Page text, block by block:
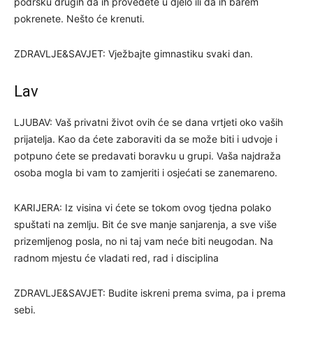
pokrenete. Nešto će krenuti.
ZDRAVLJE&SAVJET: Vježbajte gimnastiku svaki dan.
Lav
LJUBAV: Vaš privatni život ovih će se dana vrtjeti oko vaših
prijatelja. Kao da ćete zaboraviti da se može biti i udvoje i
potpuno ćete se predavati boravku u grupi. Vaša najdraža
osoba mogla bi vam to zamjeriti i osjećati se zanemareno.
KARIJERA: Iz visina vi ćete se tokom ovog tjedna polako
spuštati na zemlju. Bit će sve manje sanjarenja, a sve više
prizemljenog posla, no ni taj vam neće biti neugodan. Na
radnom mjestu će vladati red, rad i disciplina
ZDRAVLJE&SAVJET: Budite iskreni prema svima, pa i prema
sebi.